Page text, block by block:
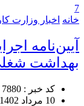
7
خانه اخبار وزارت کار
آیین‌نامه
بهداشت
کد خبر : 7880
10 مرداد 1402 - 21:37